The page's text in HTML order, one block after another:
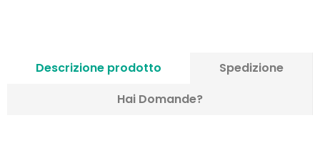
Descrizione prodotto
Spedizione
Hai Domande?